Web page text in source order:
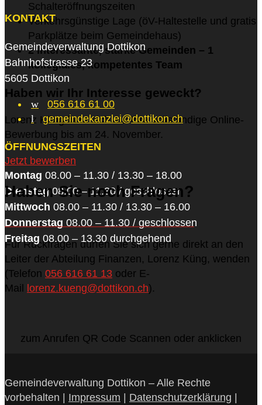
Schalteröffnungszeiten
Verkehrsgünstige Lage (öV-Haltestelle und gratis
Parkplätze beim Gemeindehaus)
2 interessante, starke Gemeinden – 1
kollegiales, kompetentes Team
Haben wir Ihr Interesse geweckt?
Lorenz Küng freut sich auf Ihre vollständige Online-
Bewerbung bis am 24. November.
Jetzt bewerben
Haben Sie noch Fragen?
Für Rückfragen dürfen Sie sich gerne direkt an den
Leiter der Abteilung Finanzen, Lorenz Küng, wenden
(Telefon 056 616 61 13 oder E-
Mail
lorenz.kueng@dottikon.ch).
zum Anrufen QR Code Scannen oder anklicken
KONTAKT
Gemeindeverwaltung Dottikon
Bahnhofstrasse 23
5605 Dottikon
w
056 616 61 00
l
gemeindekanzlei@dottikon.ch
ÖFFNUNGSZEITEN
Montag 08.00 – 11.30 / 13.30 – 18.00
Dienstag08.00 – 11.30 / geschlossen
Mittwoch 08.00 – 11.30 / 13.30 – 16.00
Donnerstag 08.00 – 11.30 / geschlossen
Freitag 08.00 – 13.30 durchgehend
Gemeindeverwaltung Dottikon – Alle Rechte
vorbehalten | Impressum | Datenschutzerklärung |